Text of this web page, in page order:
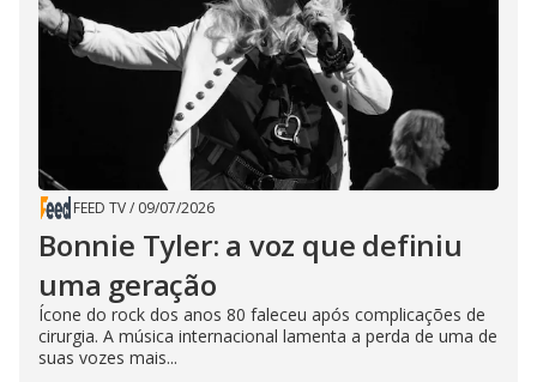
FEED TV/ 09/07/2026
Bonnie Tyler: a voz que definiu
uma geração
Ícone do rock dos anos 80 faleceu após complicações de
cirurgia. A música internacional lamenta a perda de uma de
suas vozes mais...